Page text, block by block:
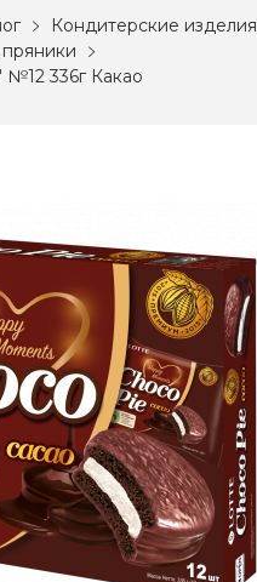
Кондитерские изделия
336г Какао